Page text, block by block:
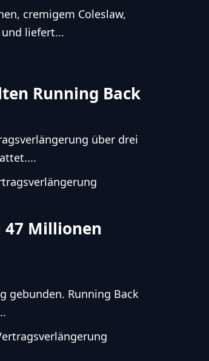
cremigem Coleslaw,
und liefert...
Running Back
über drei
47 Millionen
gebunden. Running Back